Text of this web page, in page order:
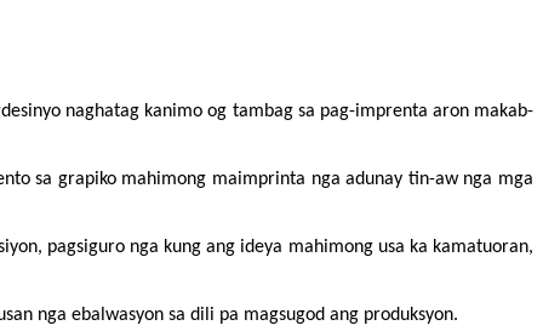
naghatag kanimo og tambag sa pag-imprenta aron makab-
sa grapiko mahimong maimprinta nga adunay tin-aw nga mga
pagsiguro nga kung ang ideya mahimong usa ka kamatuoran,
nga ebalwasyon sa dili pa magsugod ang produksyon.